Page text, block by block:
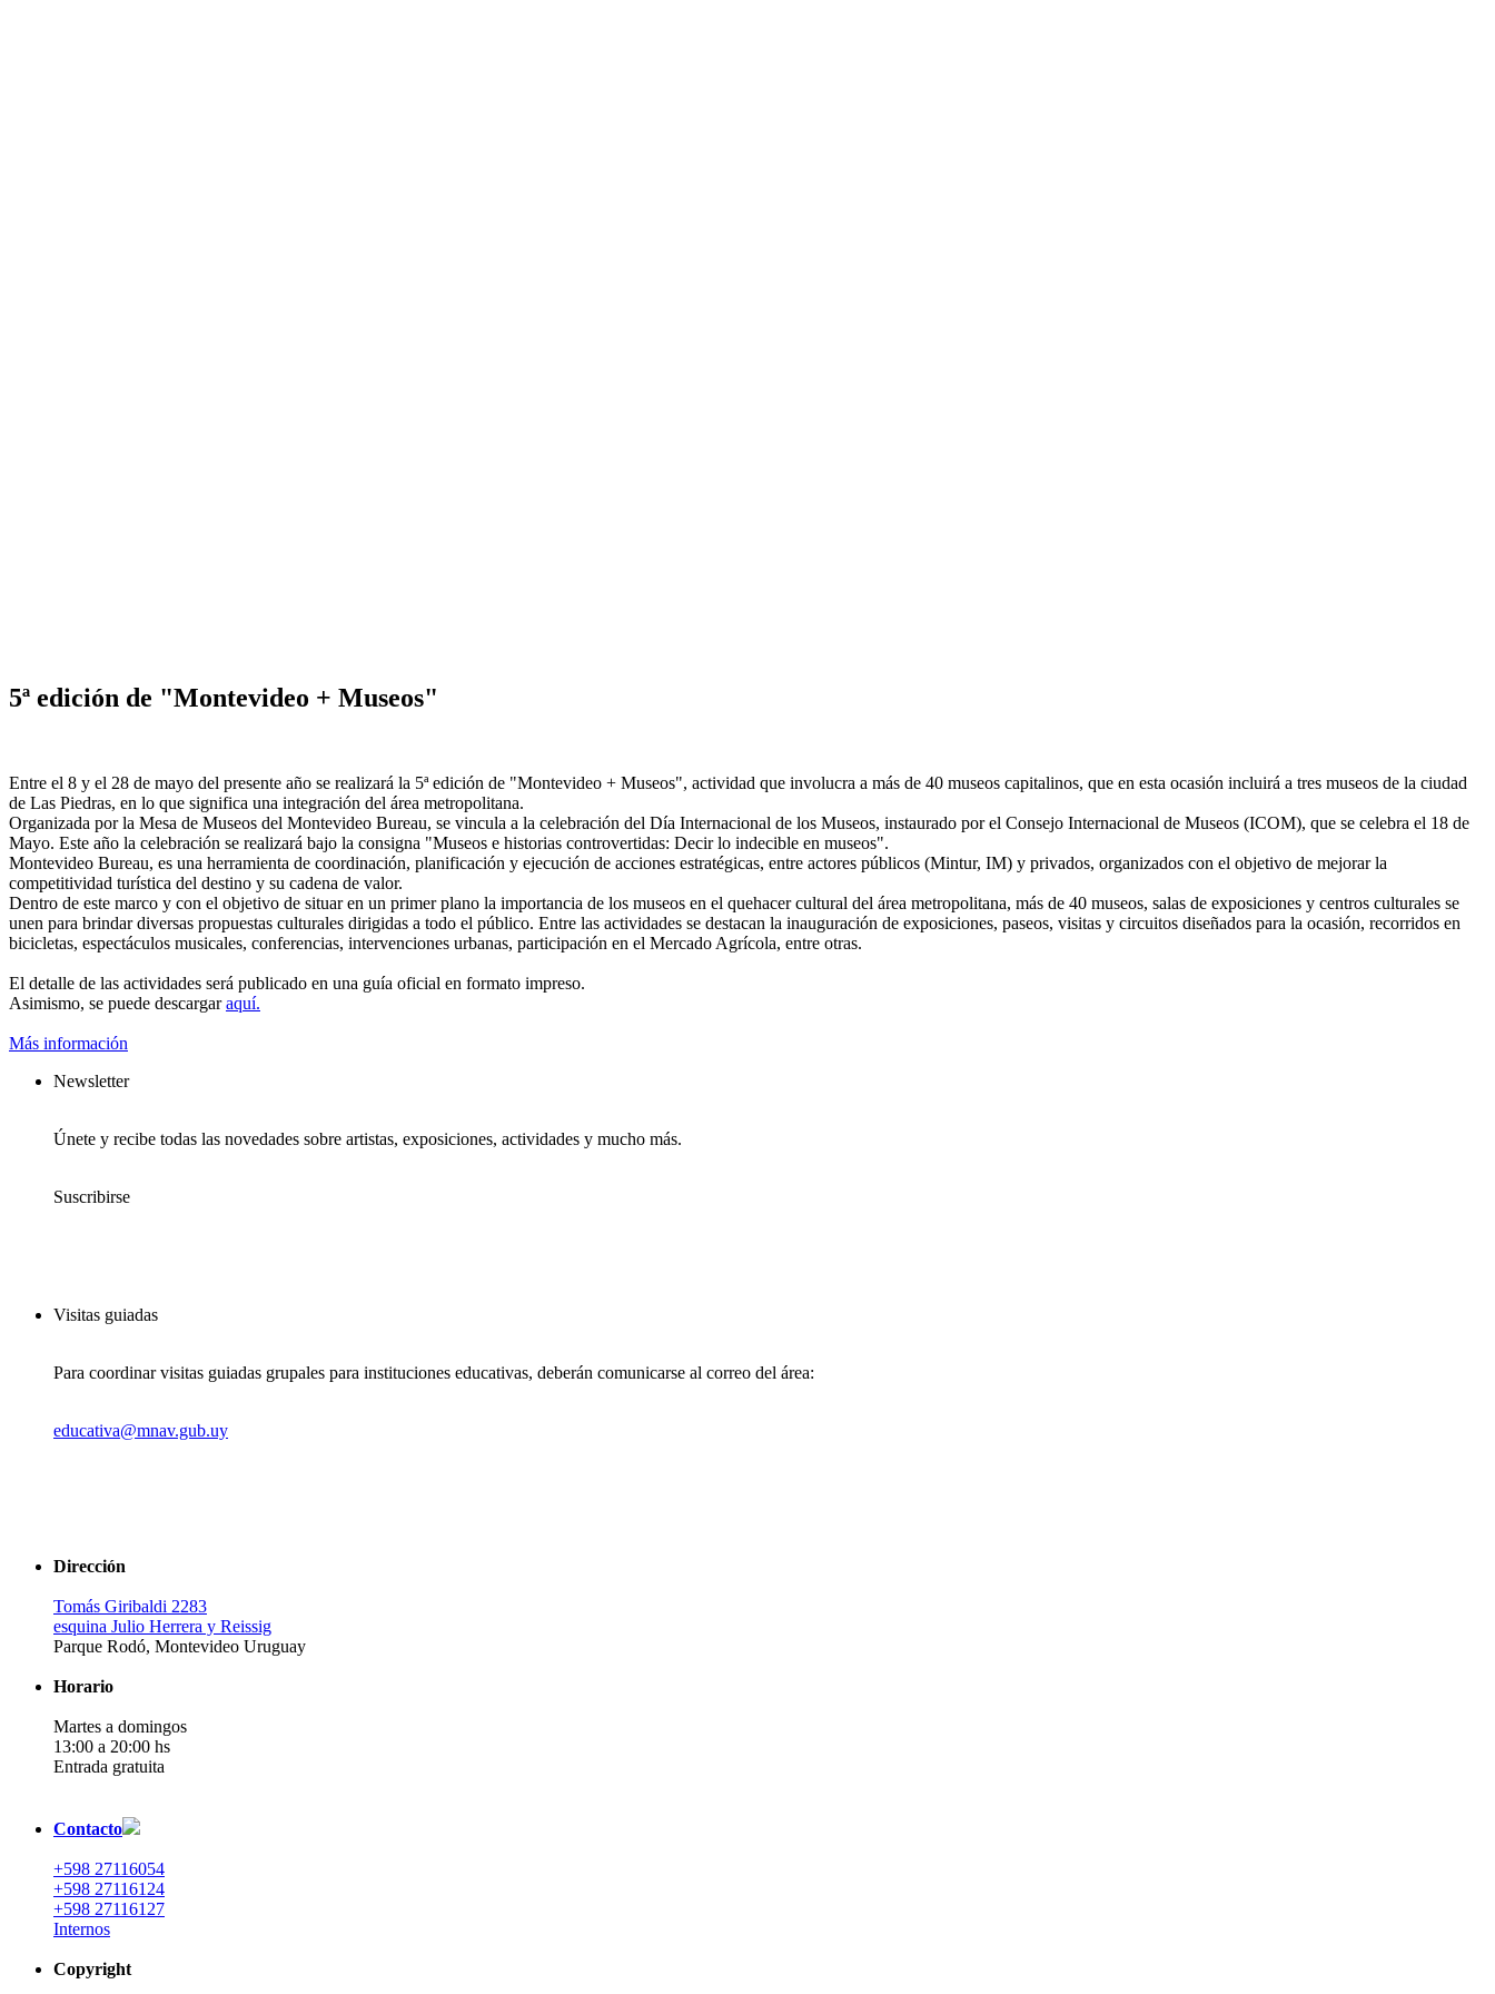
5ª edición de "Montevideo + Museos"
Entre el 8 y el 28 de mayo del presente año se realizará la 5ª edición de "Montevideo + Museos", actividad que involucra a más de 40 museos capitalinos, que en esta ocasión incluirá a tres museos de la ciudad
de Las Piedras, en lo que significa una integración del área metropolitana.
Organizada por la Mesa de Museos del Montevideo Bureau, se vincula a la celebración del Día Internacional de los Museos, instaurado por el Consejo Internacional de Museos (ICOM), que se celebra el 18 de
Mayo. Este año la celebración se realizará bajo la consigna "Museos e historias controvertidas: Decir lo indecible en museos".
Montevideo Bureau, es una herramienta de coordinación, planificación y ejecución de acciones estratégicas, entre actores públicos (Mintur, IM) y privados, organizados con el objetivo de mejorar la
competitividad turística del destino y su cadena de valor.
Dentro de este marco y con el objetivo de situar en un primer plano la importancia de los museos en el quehacer cultural del área metropolitana, más de 40 museos, salas de exposiciones y centros culturales se
unen para brindar diversas propuestas culturales dirigidas a todo el público. Entre las actividades se destacan la inauguración de exposiciones, paseos, visitas y circuitos diseñados para la ocasión, recorridos en
bicicletas, espectáculos musicales, conferencias, intervenciones urbanas, participación en el Mercado Agrícola, entre otras.
El detalle de las actividades será publicado en una guía oficial en formato impreso.
Asimismo, se puede descargaraquí.
Más información
Newsletter
Únete y recibe todas las novedades sobre artistas, exposiciones, actividades y mucho más.
Suscribirse
Visitas guiadas
Para coordinar visitas guiadas grupales para instituciones educativas, deberán comunicarse al correo del área:
educativa@mnav.gub.uy
Dirección
Tomás Giribaldi 2283
esquina Julio Herrera y Reissig
Parque Rodó, Montevideo Uruguay
Horario
Martes a domingos
13:00 a 20:00 hs
Entrada gratuita
Contacto
+598 27116054
+598 27116124
+598 27116127
Internos
Copyright